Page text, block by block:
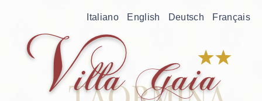
Italiano English Deutsch Français